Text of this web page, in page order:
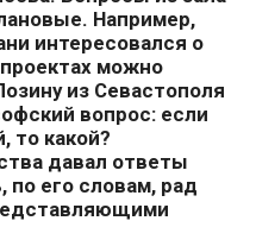
Например,
интересовался о
можно
из Севастополя
вопрос: если
то какой?
давал ответы
по его словам, рад